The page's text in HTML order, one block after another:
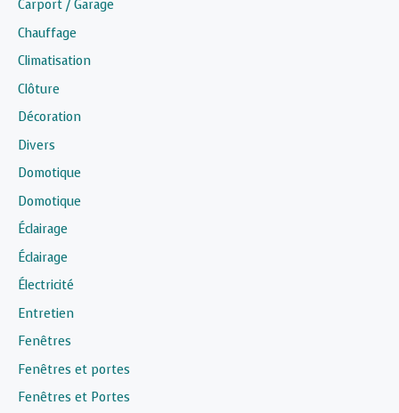
Carport / Garage
Chauffage
Climatisation
Clôture
Décoration
Divers
Domotique
Domotique
Éclairage
Éclairage
Électricité
Entretien
Fenêtres
Fenêtres et portes
Fenêtres et Portes